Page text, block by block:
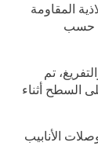
المقاومة
حسب
تم
السطح أثناء
الأنابيب